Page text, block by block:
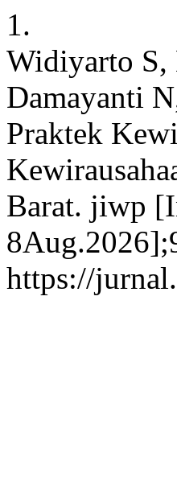
1.
Widiyarto S,
Damayanti
Praktek
Barat. jiwp
https://